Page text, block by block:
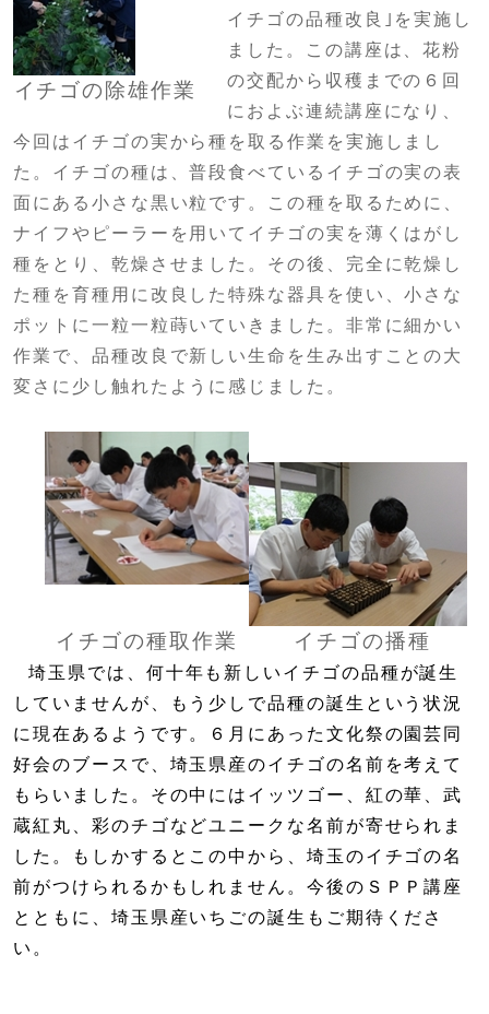
イチゴの除雄作業
イチゴの品種改良｣を実施し
ました。この講座は、花粉
の交配から収穫までの６回
におよぶ連続講座になり、
今回はイチゴの実から種を取る作業を実施しまし
た。イチゴの種は、普段食べているイチゴの実の表
面にある小さな黒い粒です。この種を取るために、
ナイフやピーラーを用いてイチゴの実を薄くはがし
種をとり、乾燥させました。その後、完全に乾燥し
た種を育種用に改良した特殊な器具を使い、小さな
ポットに一粒一粒蒔いていきました。非常に細かい
作業で、品種改良で新しい生命を生み出すことの大
変さに少し触れたように感じました。
イチゴの種取作業 イチゴの播種
埼玉県では、何十年も新しいイチゴの品種が誕生
していませんが、もう少しで品種の誕生という状況
に現在あるようです。６月にあった文化祭の園芸同
好会のブースで、埼玉県産のイチゴの名前を考えて
もらいました。その中にはイッツゴー、紅の華、武
蔵紅丸、彩のチゴなどユニークな名前が寄せられま
した。もしかするとこの中から、埼玉のイチゴの名
前がつけられるかもしれません。今後のＳＰＰ講座
とともに、埼玉県産いちごの誕生もご期待くださ
い。